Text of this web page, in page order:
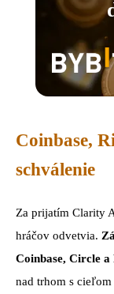
Coinbase,
schválenie
Za prijatím Clarity
hráčov odvetvia.
Coinbase, Circle a
nad trhom s